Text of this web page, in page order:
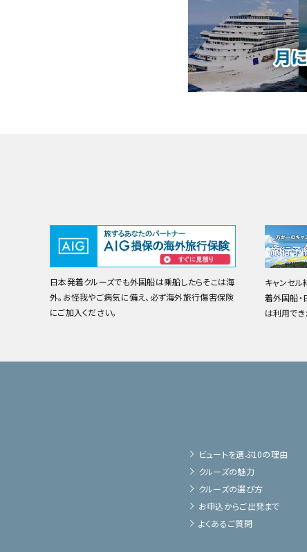
日本発着クルーズでも外国船は乗船したらそこは海
外。お怪我やご病気に備え、必ず海外旅行傷害保険
にご加入ください。
キャンセ
着外国船・
は利用でき
ビュートを選ぶ10の理由
クルーズの魅力
クルーズの選び方
お申込からご出発まで
よくあるご質問